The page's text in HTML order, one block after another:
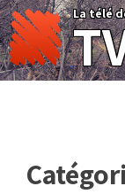
Skip
to
content
La télé